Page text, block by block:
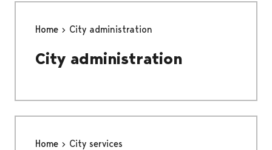
Home City administration
City administration
Home City services